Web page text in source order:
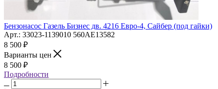
Бензонасос Газель Бизнес дв. 4216 Евро-4, Сайбер (под гайки)
Арт.: 33023-1139010 560АЕ13582
8 500 ₽
Варианты цен
8 500 ₽
Подробности